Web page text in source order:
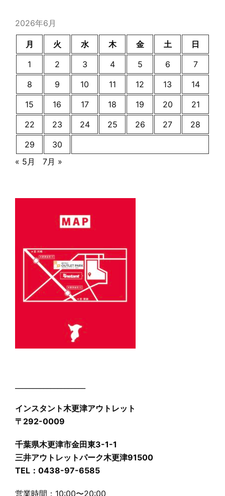
2026年6月
月 火 水 木 金 土
日
1
2 3 4 5 6
7
8
9 10 11 12 13
14
15
16 17 18 19 20
21
22
23 24 25 26 27
28
29
30
« 5月
7月 »
インスタント木更津アウトレット
〒292-0009
千葉県木更津市金田東3-1-1
三井アウトレットパーク木更津91500
TEL：0438-97-6585
営業時間：10:00〜20:00